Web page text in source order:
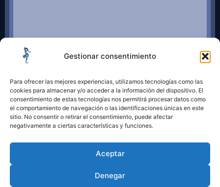
Gestionar consentimiento
Para ofrecer las mejores experiencias, utilizamos tecnologías como las
cookies para almacenar y/o acceder a la información del dispositivo. El
consentimiento de estas tecnologías nos permitirá procesar datos como
el comportamiento de navegación o las identificaciones únicas en este
sitio. No consentir o retirar el consentimiento, puede afectar
negativamente a ciertas características y funciones.
Aceptar
Denegar